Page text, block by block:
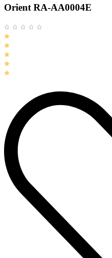
Orient RA-AA0004E